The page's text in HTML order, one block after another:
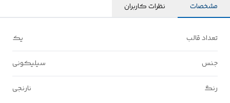
مشخصات نظرات کاربران
تعداد قالب یک
جنس سیلیکونی
رنگ نارنجی